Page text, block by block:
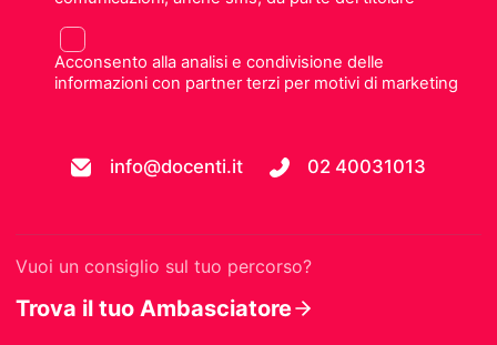
Acconsento alla analisi e condivisione delle
informazioni con partner terzi per motivi di marketing
info@docenti.it 02 40031013
Vuoi un consiglio sul tuo percorso?
Trova il tuo Ambasciatore